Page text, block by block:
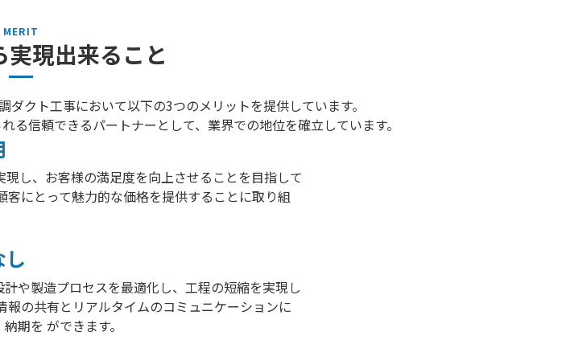
現出来ること
クト⼯事において以下の3つのメリットを提供しています。
信頼できるパートナーとして、業界での地位を確⽴しています。
し、お客様の満⾜度を向上させることを⽬指して
客にとって魅⼒的な価格を提供することに取り組
や製造プロセスを最適化し、⼯程の短縮を実現し
報の共有とリアルタイムのコミュニケーションに
期を ができます。